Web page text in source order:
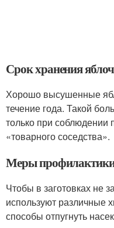
Срок хранения
Хорошо высушенные
течение года. Такой
только при соблюдении
«товарного соседства».
Меры
Чтобы в заготовках не
используют различные
способы отпугнуть